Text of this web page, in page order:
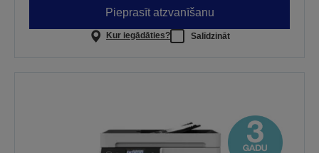
Pieprasīt atzvanīšanu
Kur iegādāties? Salīdzināt